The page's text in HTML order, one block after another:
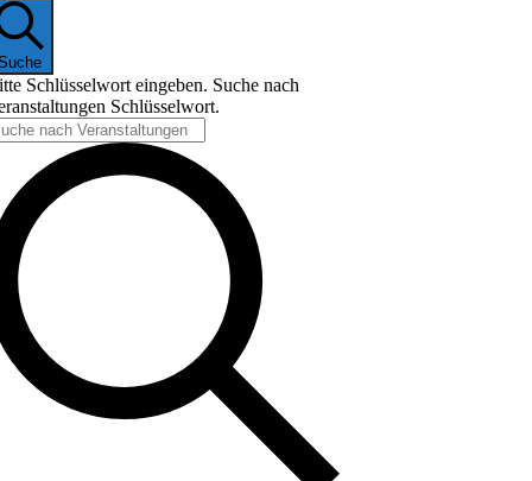
Schlüsselwort eingeben. Suche nach
Schlüsselwort.